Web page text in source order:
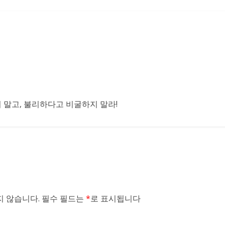
고, 불리하다고 비굴하지 말라!
않습니다. 필수 필드는 *로 표시됩니다